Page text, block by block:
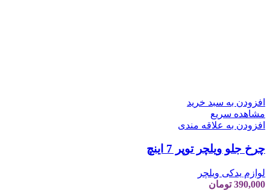
افزودن به سبد خرید
مشاهده سریع
افزودن به علاقه مندی
چرخ جلو ویلچر توپر 7 اینچ
لوازم یدکی ویلچر
390,000 تومان